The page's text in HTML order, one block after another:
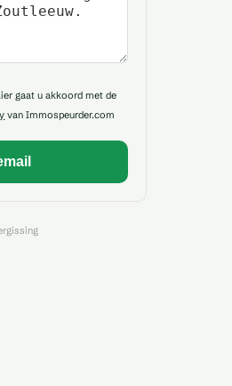
gaat u akkoord met de
van Immospeurder.com